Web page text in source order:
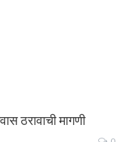
ठरावाची मागणी